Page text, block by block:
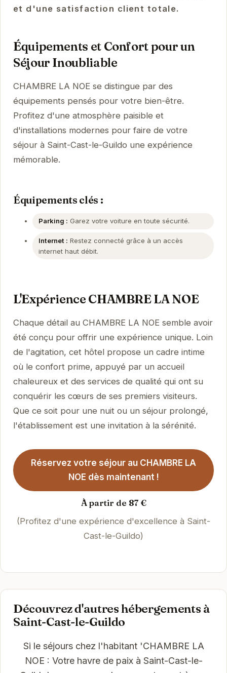
et d'une satisfaction client totale.
Équipements et Confort pour un
Séjour Inoubliable
CHAMBRE LA NOE se distingue par des
équipements pensés pour votre bien-être.
Profitez d'une atmosphère paisible et
d'installations modernes pour faire de votre
séjour à Saint-Cast-le-Guildo une expérience
mémorable.
Équipements clés :
Parking : Garez votre voiture en toute sécurité.
Internet : Restez connecté grâce à un accès
internet haut débit.
L'Expérience CHAMBRE LA NOE
Chaque détail au CHAMBRE LA NOE semble avoir
été conçu pour offrir une expérience unique. Loin
de l'agitation, cet hôtel propose un cadre intime
où le confort prime, appuyé par un accueil
chaleureux et des services de qualité qui ont su
conquérir les cœurs de ses premiers visiteurs.
Que ce soit pour une nuit ou un séjour prolongé,
l'établissement est une invitation à la sérénité.
Réservez votre séjour au CHAMBRE LA
NOE dès maintenant !
À partir de 87 €
(Profitez d'une expérience d'excellence à Saint-
Cast-le-Guildo)
Découvrez d'autres hébergements à
Saint-Cast-le-Guildo
Si le séjours chez l'habitant 'CHAMBRE LA
NOE : Votre havre de paix à Saint-Cast-le-